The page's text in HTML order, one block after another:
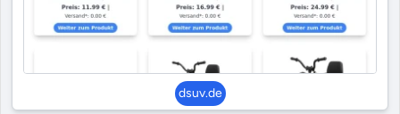
dsuv.de